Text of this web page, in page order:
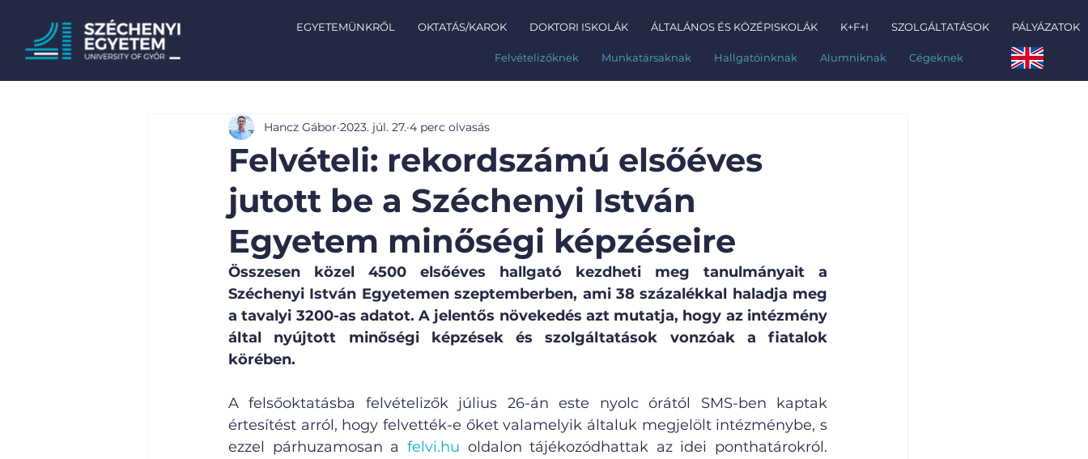
Felvételizőknek Munkatársaknak Hallgatóinknak Alumniknak Cégeknek
EGYETEMÜNKRŐL OKTATÁS/KAROK DOKTORI ISKOLÁK ÁLTALÁNOS ÉS KÖZÉPISKOLÁK K+F+I SZOLGÁLTATÁSOK PÁLYÁZATOK
Felvételi: rekordszámú elsőéves
jutott be a Széchenyi István
Egyetem minőségi képzéseire
Hancz Gábor 2023. júl. 27. 4 perc olvasás
Összesen közel 4500 elsőéves hallgató kezdheti meg tanulmányait a
Széchenyi István Egyetemen szeptemberben, ami 38 százalékkal haladja meg
a tavalyi 3200-as adatot. A jelentős növekedés azt mutatja, hogy az intézmény
által nyújtott minőségi képzések és szolgáltatások vonzóak a fiatalok
körében.
A felsőoktatásba felvételizők július 26-án este nyolc órától SMS-ben kaptak
értesítést arról, hogy felvették-e őket valamelyik általuk megjelölt intézménybe, s
ezzel párhuzamosan a felvi.hu oldalon tájékozódhattak az idei ponthatárokról.